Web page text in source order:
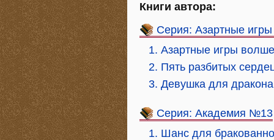
Книги автора:
Серия: Азартные
1. Азартные игры
2. Пять разбитых
3. Девушка для дракона
Серия: Академия №13
1. Шанс для